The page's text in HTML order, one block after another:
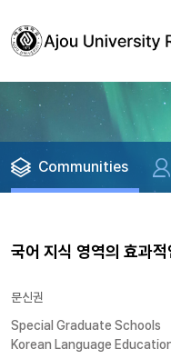
Communities
국어 지식 영역의 효과
문신권
Special Graduate Schools
Korean Language